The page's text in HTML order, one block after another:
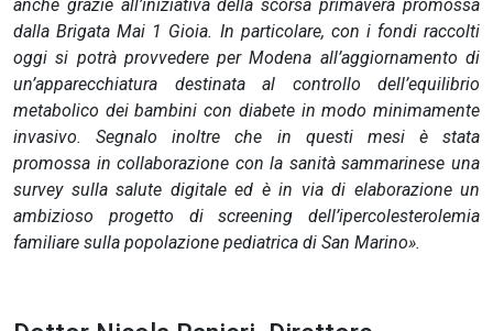
anche grazie all’iniziativa della scorsa primavera promossa
dalla Brigata Mai 1 Gioia. In particolare, con i fondi raccolti
oggi si potrà provvedere per Modena all’aggiornamento di
un’apparecchiatura destinata al controllo dell’equilibrio
metabolico dei bambini con diabete in modo minimamente
invasivo. Segnalo inoltre che in questi mesi è stata
promossa in collaborazione con la sanità sammarinese una
survey sulla salute digitale ed è in via di elaborazione un
ambizioso progetto di screening dell’ipercolesterolemia
familiare sulla popolazione pediatrica di San Marino».